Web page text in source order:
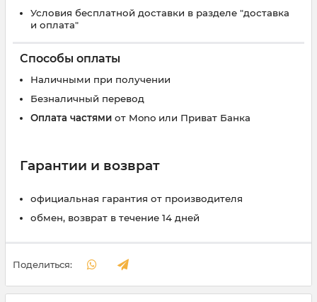
Условия бесплатной доставки в разделе "доставка
и оплата"
Способы оплаты
Наличными при получении
Безналичный перевод
Оплата частями от Mono или Приват Банка
Гарантии и возврат
официальная гарантия от производителя
обмен, возврат в течение 14 дней
Поделиться: